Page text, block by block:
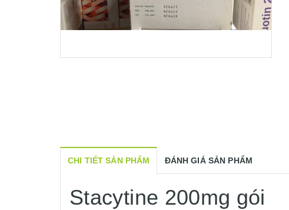
CHI TIẾT SẢN PHẨM ĐÁNH GIÁ SẢN PHẨM
Stacytine 200mg gói